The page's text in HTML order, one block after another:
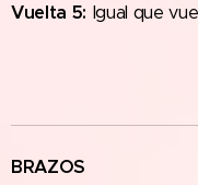
Vuelta 5: Igual que
BRAZOS